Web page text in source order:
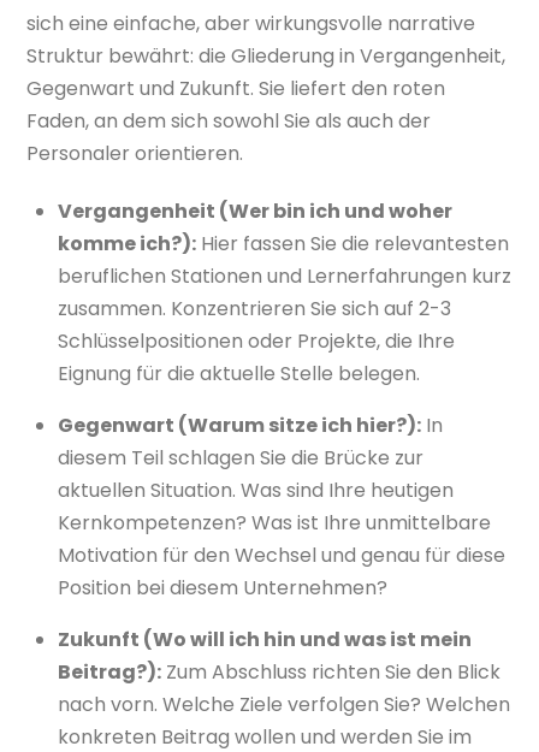
sich eine einfache, aber wirkungsvolle narrative
Struktur bewährt: die Gliederung in Vergangenheit,
Gegenwart und Zukunft. Sie liefert den roten
Faden, an dem sich sowohl Sie als auch der
Personaler orientieren.
Vergangenheit (Wer bin ich und woher
komme ich?): Hier fassen Sie die relevantesten
beruflichen Stationen und Lernerfahrungen kurz
zusammen. Konzentrieren Sie sich auf 2-3
Schlüsselpositionen oder Projekte, die Ihre
Eignung für die aktuelle Stelle belegen.
Gegenwart (Warum sitze ich hier?): In
diesem Teil schlagen Sie die Brücke zur
aktuellen Situation. Was sind Ihre heutigen
Kernkompetenzen? Was ist Ihre unmittelbare
Motivation für den Wechsel und genau für diese
Position bei diesem Unternehmen?
Zukunft (Wo will ich hin und was ist mein
Beitrag?): Zum Abschluss richten Sie den Blick
nach vorn. Welche Ziele verfolgen Sie? Welchen
konkreten Beitrag wollen und werden Sie im